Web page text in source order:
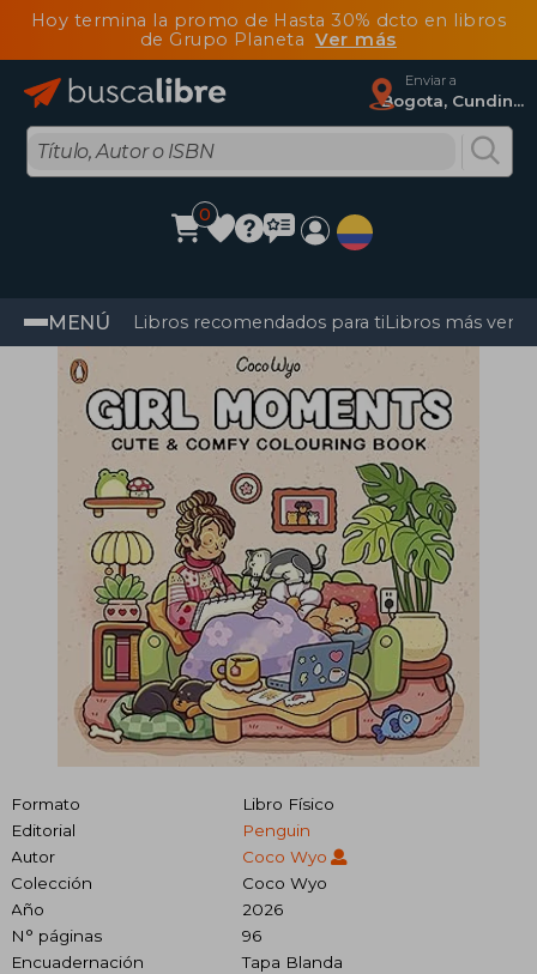
Hoy termina la promo de Hasta 30% dcto en libros
de Grupo Planeta Ver más
Enviar a
Bogota, Cundinamarca
0
MENÚ Libros recomendados para tiLibros más
Formato
Libro Físico
Editorial
Penguin
Autor
Coco Wyo
Colección
Coco Wyo
Año
2026
N° páginas
96
Encuadernación
Tapa Blanda